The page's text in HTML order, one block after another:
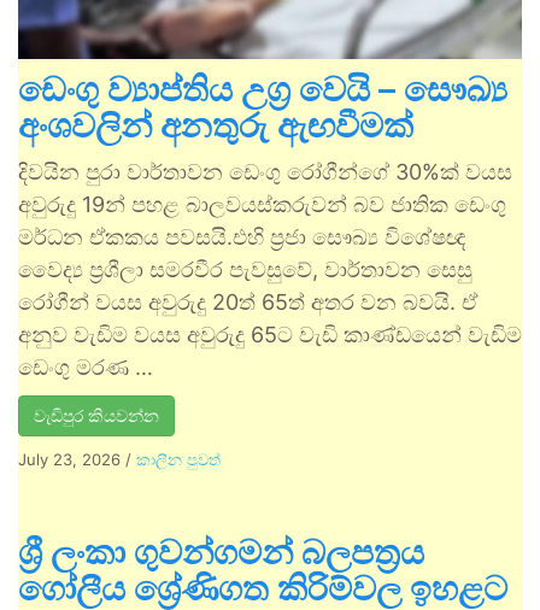
ඩෙංගු ව්‍යාප්තිය උග්‍ර වෙයි – සෞඛ්‍ය
අංශවලින් අනතුරු ඇඟවීමක්
දිවයින පුරා වාර්තාවන ඩෙංගු රෝගීන්ගේ 30%ක් වයස
අවුරුදු 19න් පහළ බාලවයස්කරුවන් බව ජාතික ඩෙංගු
මර්ධන ඒකකය පවසයි.එහි ප්‍රජා සෞඛ්‍ය විශේෂඥ
වෛද්‍ය ප්‍රශීලා සමරවීර පැවසුවේ, වාර්තාවන සෙසු
රෝගීන් වයස අවුරුදු 20ත් 65ත් අතර වන බවයි. ඒ
අනුව වැඩිම වයස අවුරුදු 65ට වැඩි කාණ්ඩයෙන් වැඩිම
ඩෙංගු මරණ …
වැඩිපුර කියවන්න
July 23, 2026 / කාලීන පුවත්
ශ්‍රී ලංකා ගුවන්ගමන් බලපත්‍රය
ගෝලීය ශ්‍රේණිගත කිරිම්වල ඉහළට